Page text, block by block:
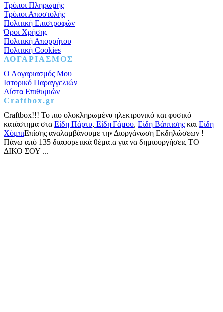
Τρόποι Πληρωμής
Τρόποι Αποστολής
Πολιτική Επιστροφών
Όροι Χρήσης
Πολιτική Απορρήτου
Πολιτική Cookies
ΛΟΓΑΡΙΑΣΜΟΣ
Ο Λογαριασμός Μου
Ιστορικό Παραγγελιών
Λίστα Επιθυμιών
Craftbox.gr
Craftbox!!! Το πιο ολοκληρωμένο ηλεκτρονικό και φυσικό
κατάστημα στα Είδη Πάρτυ, Είδη Γάμου, Είδη Βάπτισης και Είδη
ΧόμπιΕπίσης αναλαμβάνουμε την Διοργάνωση Εκδηλώσεων !
Πάνω από 135 διαφορετικά θέματα για να δημιουργήσεις ΤΟ
ΔΙΚΟ ΣΟΥ ...